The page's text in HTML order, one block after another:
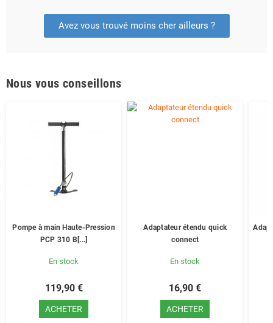
Avez vous trouvé moins cher ailleurs ?
Nous vous conseillons
Pompe à main Haute-Pression
PCP 310 B[...]
En stock
119,90 €
ACHETER
Adaptateur étendu quick
connect
En stock
16,90 €
ACHETER